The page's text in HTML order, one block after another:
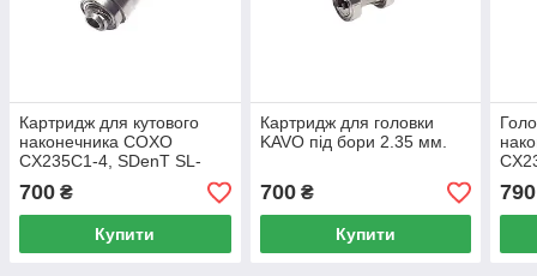
Картридж для кутового
наконечника COXO
CX235C1-4, SDenT SL-
124P, NEW
700 ₴
Купити
Картридж для головки
KAVO під бори 2.35 мм.
700₴
Купити
790